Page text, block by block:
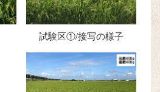
試験区①/接写の様子